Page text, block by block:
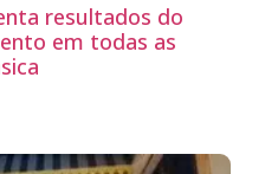
resultados do
em todas as